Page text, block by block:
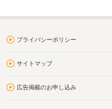
プライバシーポリシー
サイトマップ
広告掲載のお申し込み